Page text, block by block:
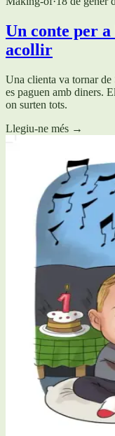
Un conte per
acollir
Una clienta va tornar de
es paguen amb diners.
on surten tots.
Llegiu-ne més →